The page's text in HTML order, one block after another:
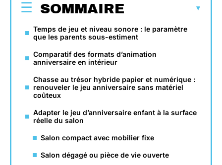
SOMMAIRE
Temps de jeu et niveau sonore : le paramètre
que les parents sous-estiment
Comparatif des formats d’animation
anniversaire en intérieur
Chasse au trésor hybride papier et numérique :
renouveler le jeu anniversaire sans matériel
coûteux
Adapter le jeu d’anniversaire enfant à la surface
réelle du salon
Salon compact avec mobilier fixe
Salon dégagé ou pièce de vie ouverte